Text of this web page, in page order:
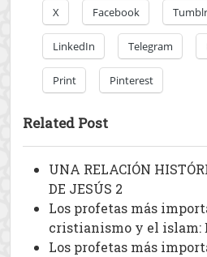
X Facebook Tumblr
LinkedIn Telegram
Print Pinterest
Related Post
UNA RELACIÓN
DE JESÚS 2
Los profetas más
cristianismo y el islam:
Los profetas más